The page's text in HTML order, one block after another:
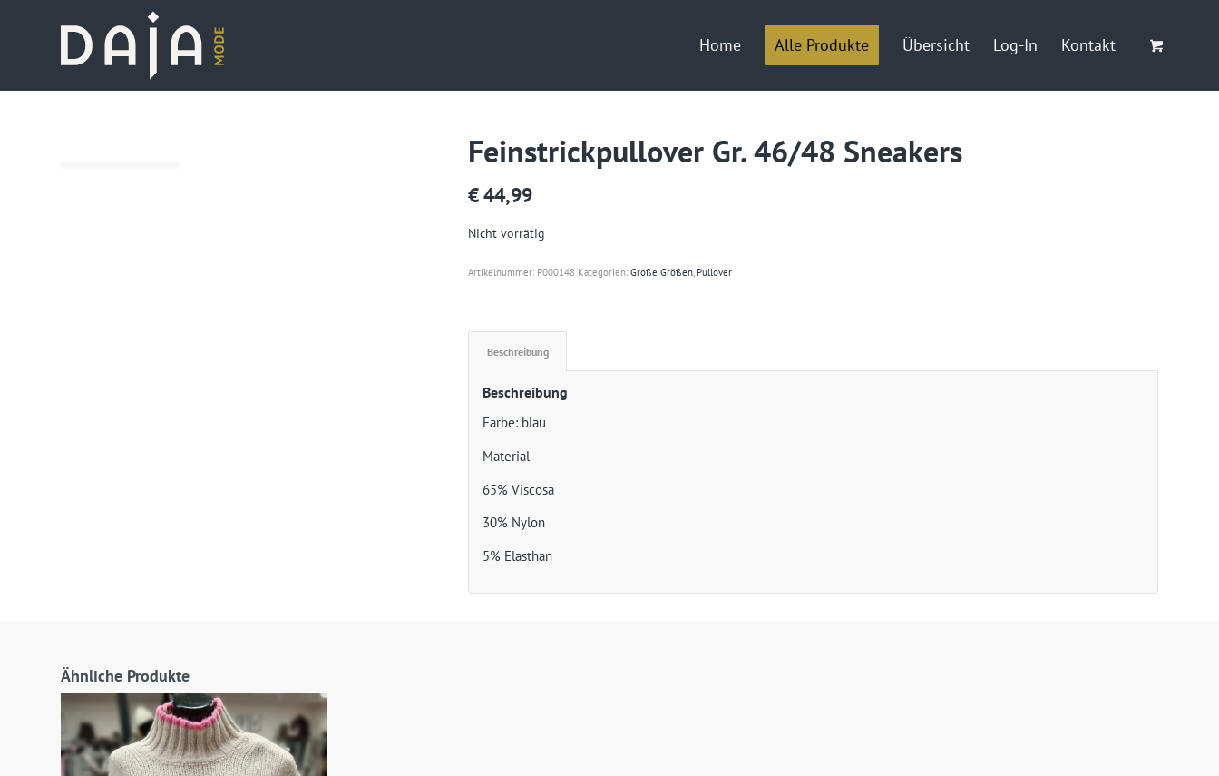
Home Alle Produkte Übersicht Log-In Kontakt
Feinstrickpullover Gr. 46/48 Sneakers
€44,99
Nicht vorrätig
Artikelnummer: P000148 Kategorien:Große Größen, Pullover
Beschreibung
Beschreibung
Farbe: blau
Material
65% Viscosa
30% Nylon
5% Elasthan
Ähnliche Produkte